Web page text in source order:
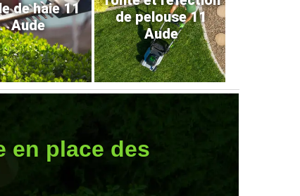
de haie 11
Aude
de pelouse 11
Aude
en place des